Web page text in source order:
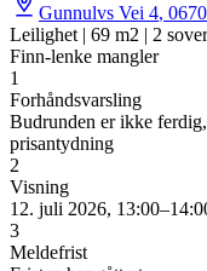
Gunnulvs Vei 4, 0670
Leilighet | 69 m2 | 2
Finn-lenke mangler
1
Forhåndsvarsling
Budrunden er ikke
prisantydning
2
Visning
12. juli 2026,
3
Meldefrist